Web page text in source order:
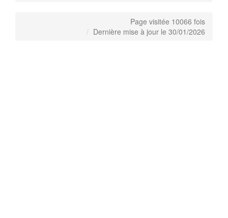
Page visitée 10066 fois
Dernière mise à jour le 30/01/2026